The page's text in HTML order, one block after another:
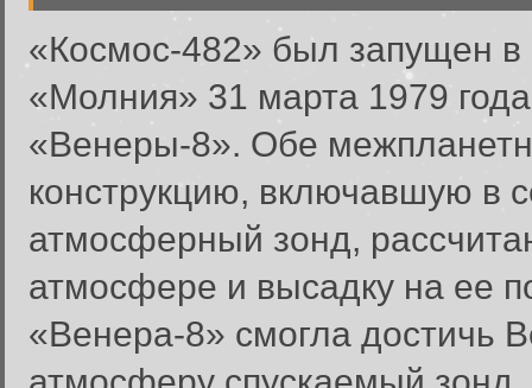
«Космос-482» был запущен
«Молния» 31 марта 1979
«Венеры-8». Обе
конструкцию, включавшую в
атмосферный зонд,
атмосфере и высадку на ее
«Венера-8» смогла достичь